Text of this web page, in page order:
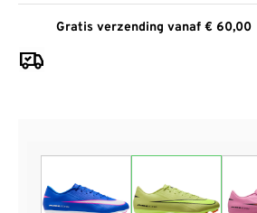
Gratis verzending vanaf € 60,00